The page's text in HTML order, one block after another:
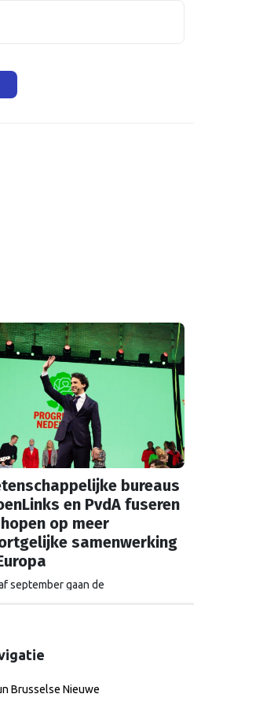
bureaus
en PvdA fuseren
op meer
samenwerking
september gaan de
Nierop hoopt dat ook de
ineenslaan. "Er zullen nog wel
Brusselse Nieuwe